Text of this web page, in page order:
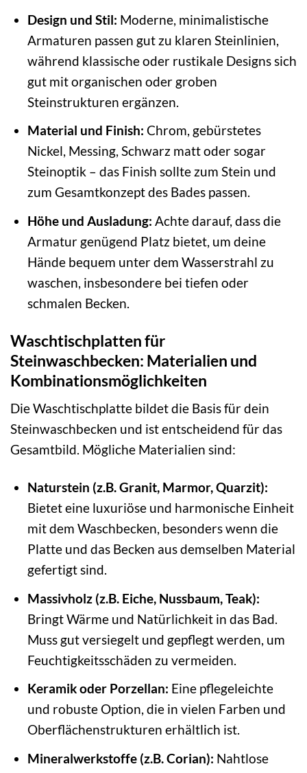
Design und Stil: Moderne, minimalistische
Armaturen passen gut zu klaren Steinlinien,
während klassische oder rustikale Designs sich
gut mit organischen oder groben
Steinstrukturen ergänzen.
Material und Finish: Chrom, gebürstetes
Nickel, Messing, Schwarz matt oder sogar
Steinoptik – das Finish sollte zum Stein und
zum Gesamtkonzept des Bades passen.
Höhe und Ausladung: Achte darauf, dass die
Armatur genügend Platz bietet, um deine
Hände bequem unter dem Wasserstrahl zu
waschen, insbesondere bei tiefen oder
schmalen Becken.
Waschtischplatten für
Steinwaschbecken: Materialien und
Kombinationsmöglichkeiten
Die Waschtischplatte bildet die Basis für dein
Steinwaschbecken und ist entscheidend für das
Gesamtbild. Mögliche Materialien sind:
Naturstein (z.B. Granit, Marmor, Quarzit):
Bietet eine luxuriöse und harmonische Einheit
mit dem Waschbecken, besonders wenn die
Platte und das Becken aus demselben Material
gefertigt sind.
Massivholz (z.B. Eiche, Nussbaum, Teak):
Bringt Wärme und Natürlichkeit in das Bad.
Muss gut versiegelt und gepflegt werden, um
Feuchtigkeitsschäden zu vermeiden.
Keramik oder Porzellan: Eine pflegeleichte
und robuste Option, die in vielen Farben und
Oberflächenstrukturen erhältlich ist.
Mineralwerkstoffe (z.B. Corian): Nahtlose